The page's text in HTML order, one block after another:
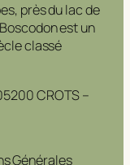
près du lac de
est un
classé
CROTS –
Générales